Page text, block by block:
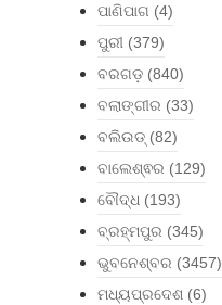
ପାଣିପାଗ (4)
ପୁରୀ (379)
ବରଗଡ଼ (840)
ବଲାଙ୍ଗୀର (33)
ବଲିଉଡ୍ (82)
ବାଲେଶ୍ଵର (129)
ବୌଦ୍ଧ (193)
ବ୍ରହ୍ମପୁର (345)
ଭୁବନେଶ୍ବର (3457)
ମଧ୍ୟପ୍ରଦେଶ (6)